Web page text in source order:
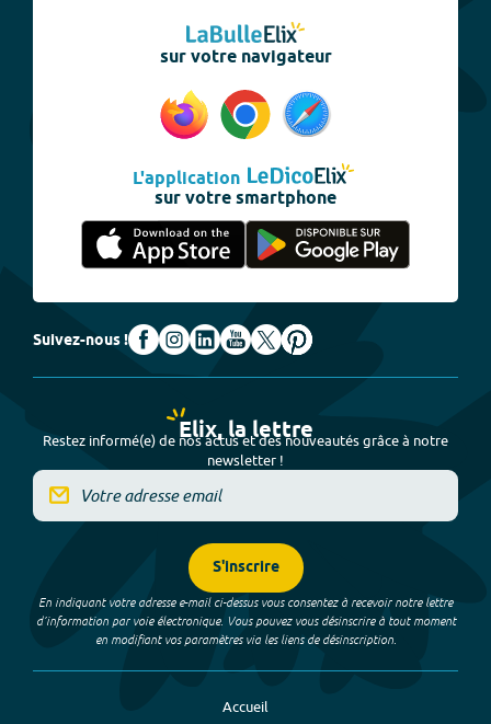
sur votre navigateur
L'application
sur votre smartphone
Suivez-nous !
Elix, la lettre
Restez informé(e) de nos actus et des nouveautés grâce à notre
newsletter !
S'inscrire
En indiquant votre adresse e-mail ci-dessus vous consentez à recevoir notre lettre
d’information par voie électronique. Vous pouvez vous désinscrire à tout moment
en modifiant vos paramètres via les liens de désinscription.
Accueil